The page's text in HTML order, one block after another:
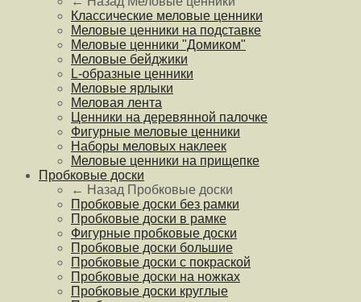
Классические меловые ценники
Меловые ценники на подставке
Меловые ценники "Домиком"
Меловые бейджики
L-образные ценники
Меловые ярлыки
Меловая лента
Ценники на деревянной палочке
Фигурные меловые ценники
Наборы меловых наклеек
Меловые ценники на прищепке
Пробковые доски
← Назад Пробковые доски
Пробковые доски без рамки
Пробковые доски в рамке
Фигурные пробковые доски
Пробковые доски большие
Пробковые доски с покраской
Пробковые доски на ножках
Пробковые доски круглые